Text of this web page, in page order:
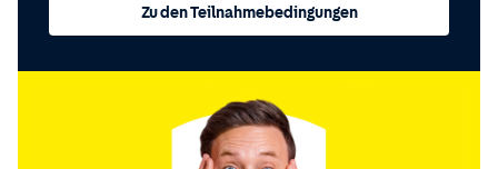
Zu den Teilnahmebedingungen